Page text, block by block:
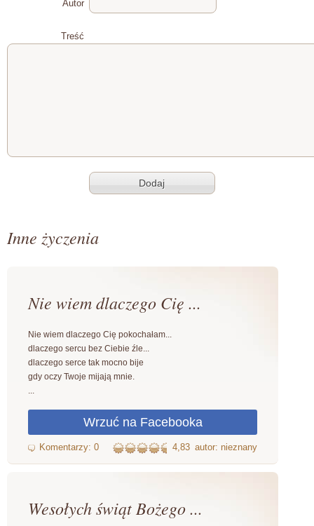
Autor
Treść
Inne życzenia
Nie wiem dlaczego Cię ...
Nie wiem dlaczego Cię pokochałam...
dlaczego sercu bez Ciebie źle...
dlaczego serce tak mocno bije
gdy oczy Twoje mijają mnie.
...
4,83 autor: nieznany
Wesołych świąt Bożego ...